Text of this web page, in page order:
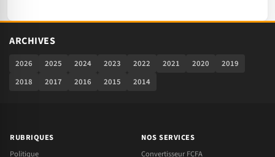
ARCHIVES
2026 2025 2024 2023 2022 2021 2020
2019
2018
2017 2016 2015 2014
RUBRIQUES
Politique
NOS SERVICES
Convertisseur FCFA